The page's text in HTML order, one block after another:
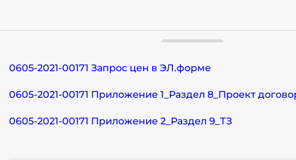
0605-2021-00171 Запрос цен в ЭЛ.форме
0605-2021-00171 Приложение 1_Раздел 8_Проект
0605-2021-00171 Приложение 2_Раздел 9_ТЗ